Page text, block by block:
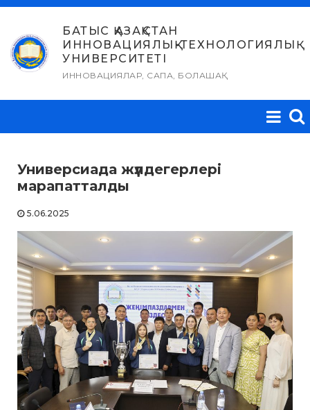
Skip
content
БАТЫС ҚАЗАҚСТАН
ИННОВАЦИЯЛЫҚ-ТЕХНОЛОГИЯЛЫҚ
УНИВЕРСИТЕТІ
ИННОВАЦИЯЛАР, САПА, БОЛАШАҚ
Универсиада жүлдегерлері
марапатталды
5.06.2025